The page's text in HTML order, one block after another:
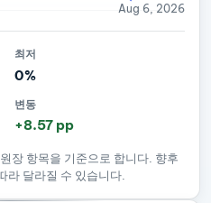
Aug 6, 2026
최저
0%
변동
+8.57 pp
장 항목을 기준으로 합니다. 향후
라 달라질 수 있습니다.